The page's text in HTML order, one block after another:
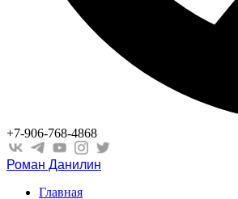
+7-906-768-4868
Роман Данилин
Главная